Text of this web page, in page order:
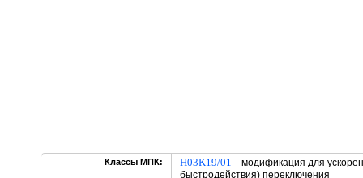
Классы МПК: H03K19/01 модификация для
быстродействия) переключения